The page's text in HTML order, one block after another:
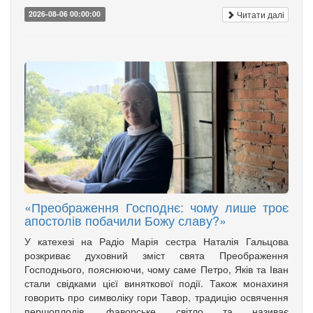
2026-08-06 00:00:00 Читати далі
«Преображення Господнє: чому лише троє
апостолів побачили Божу славу?»
У катехезі на Радіо Марія сестра Наталія Гальцова
розкриває духовний зміст свята Преображення
Господнього, пояснюючи, чому саме Петро, Яків та Іван
стали свідками цієї виняткової події. Також монахиня
говорить про символіку гори Тавор, традицію освячення